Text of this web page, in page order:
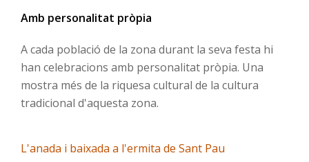
Amb personalitat pròpia
A cada població de la zona durant la seva festa hi
han celebracions amb personalitat pròpia. Una
mostra més de la riquesa cultural de la cultura
tradicional d'aquesta zona.
L'anada i baixada a l'ermita de Sant Pau